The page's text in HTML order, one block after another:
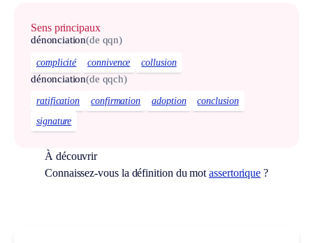
Sens principaux
dénonciation(de qqn)
complicité connivence collusion
dénonciation(de qqch)
ratification confirmation adoption
conclusion
signature
À découvrir
Connaissez-vous la définition du motassertorique ?